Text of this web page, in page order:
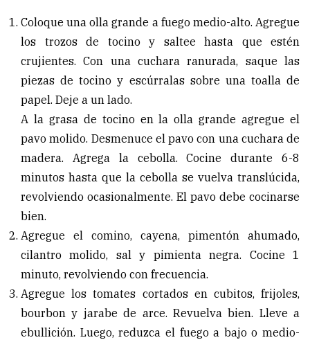
Coloque una olla grande a fuego medio-alto. Agregue
los trozos de tocino y saltee hasta que estén
crujientes. Con una cuchara ranurada, saque las
piezas de tocino y escúrralas sobre una toalla de
papel. Deje a un lado.
A la grasa de tocino en la olla grande agregue el
pavo molido. Desmenuce el pavo con una cuchara de
madera. Agrega la cebolla. Cocine durante 6-8
minutos hasta que la cebolla se vuelva translúcida,
revolviendo ocasionalmente. El pavo debe cocinarse
bien.
Agregue el comino, cayena, pimentón ahumado,
cilantro molido, sal y pimienta negra. Cocine 1
minuto, revolviendo con frecuencia.
Agregue los tomates cortados en cubitos, frijoles,
bourbon y jarabe de arce. Revuelva bien. Lleve a
ebullición. Luego, reduzca el fuego a bajo o medio-